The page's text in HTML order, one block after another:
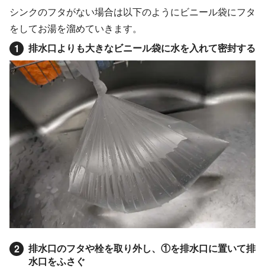
シンクのフタがない場合は以下のようにビニール袋にフタ
をしてお湯を溜めていきます。
1
排水口よりも大きなビニール袋に水を入れて密封する
2
排水口のフタや栓を取り外し、①を排水口に置いて排
水口をふさぐ